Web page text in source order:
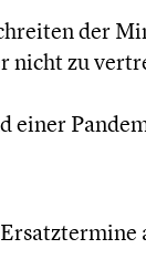
der
nicht zu